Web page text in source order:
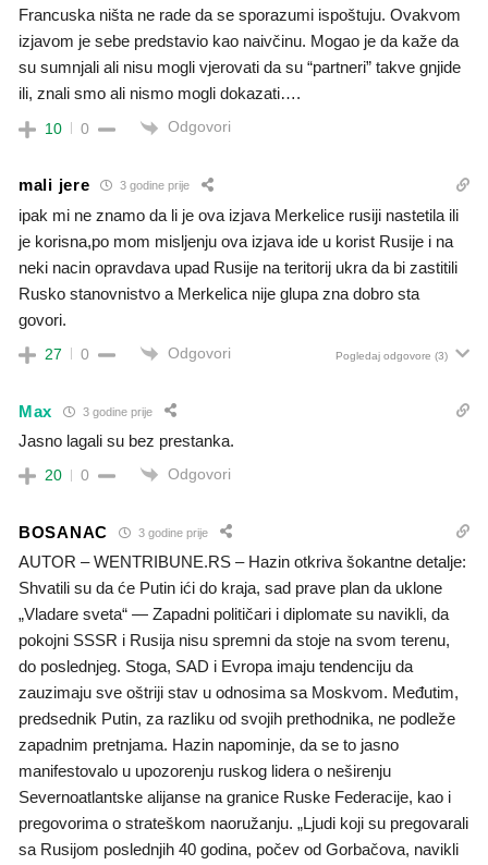
Francuska ništa ne rade da se sporazumi ispoštuju. Ovakvom
izjavom je sebe predstavio kao naivčinu. Mogao je da kaže da
su sumnjali ali nisu mogli vjerovati da su “partneri” takve gnjide
ili, znali smo ali nismo mogli dokazati….
10 0 Odgovori
mali jere 3 godine prije
ipak mi ne znamo da li je ova izjava Merkelice rusiji nastetila ili
je korisna,po mom misljenju ova izjava ide u korist Rusije i na
neki nacin opravdava upad Rusije na teritorij ukra da bi zastitili
Rusko stanovnistvo a Merkelica nije glupa zna dobro sta
govori.
27 0 Odgovori Pogledaj odgovore (3)
Max 3 godine prije
Jasno lagali su bez prestanka.
20 0 Odgovori
BOSANAC 3 godine prije
AUTOR – WENTRIBUNE.RS – Hazin otkriva šokantne detalje:
Shvatili su da će Putin ići do kraja, sad prave plan da uklone
„Vladare sveta“ — Zapadni političari i diplomate su navikli, da
pokojni SSSR i Rusija nisu spremni da stoje na svom terenu,
do poslednjeg. Stoga, SAD i Evropa imaju tendenciju da
zauzimaju sve oštriji stav u odnosima sa Moskvom. Međutim,
predsednik Putin, za razliku od svojih prethodnika, ne podleže
zapadnim pretnjama. Hazin napominje, da se to jasno
manifestovalo u upozorenju ruskog lidera o neširenju
Severnoatlantske alijanse na granice Ruske Federacije, kao i
pregovorima o strateškom naoružanju. „Ljudi koji su pregovarali
sa Rusijom poslednjih 40 godina, počev od Gorbačova, navikli